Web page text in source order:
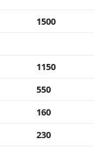
1500
1150
550
160
230